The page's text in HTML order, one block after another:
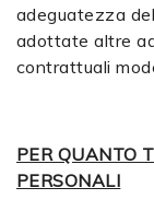
adeguatezza
adottate altre
contrattuali
PER QUANTO
PERSONALI